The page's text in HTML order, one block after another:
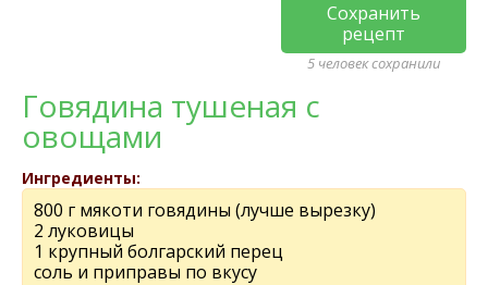
Сохранить
рецепт
5 человек сохранили
Говядина тушеная с
овощами
Ингредиенты:
800 г мякоти говядины (лучше вырезку)
2 луковицы
1 крупный болгарский перец
соль и приправы по вкусу